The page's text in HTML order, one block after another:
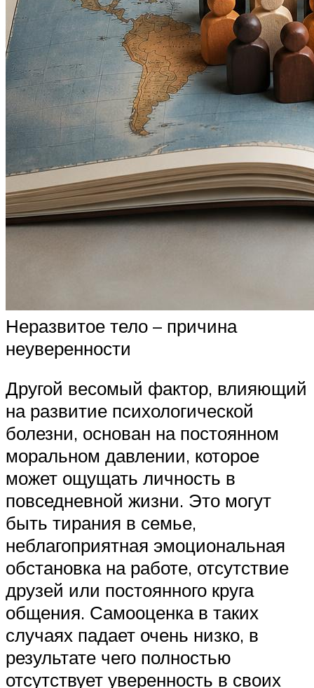
Неразвитое тело – причина
неуверенности
Другой весомый фактор, влияющий
на развитие психологической
болезни, основан на постоянном
моральном давлении, которое
может ощущать личность в
повседневной жизни. Это могут
быть тирания в семье,
неблагоприятная эмоциональная
обстановка на работе, отсутствие
друзей или постоянного круга
общения. Самооценка в таких
случаях падает очень низко, в
результате чего полностью
отсутствует уверенность в своих